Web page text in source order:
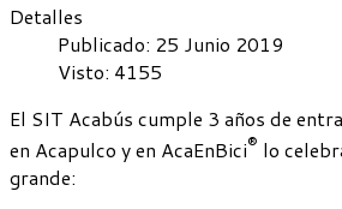
Detalles
Publicado: 25 Junio 2019
Visto: 4155
El SIT Acabús cumple 3 años de
en Acapulco y en AcaEnBici® lo
grande: